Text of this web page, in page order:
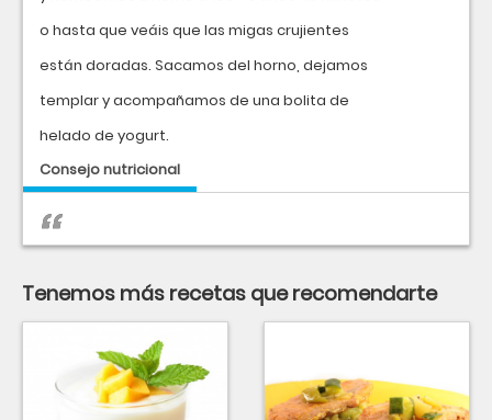
o hasta que veáis que las migas crujientes
están doradas. Sacamos del horno, dejamos
templar y acompañamos de una bolita de
helado de yogurt.
Consejo nutricional
Tenemos más recetas que recomendarte